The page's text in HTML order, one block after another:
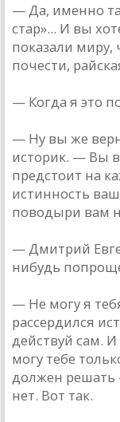
— Да, именно
стар»... И вы
показали миру,
почести,
— Когда я это
— Ну вы же
историк. — Вы
предстоит на
истинность
поводыри вам
— Дмитрий
нибудь
— Не могу я
рассердился
действуй сам.
могу тебе
должен решать
нет. Вот так.